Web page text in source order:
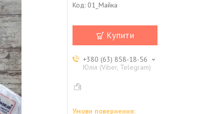
Код: 01_Майка
Купити
+380 (63) 858-18-56
Юлія (Viber, Telegram)